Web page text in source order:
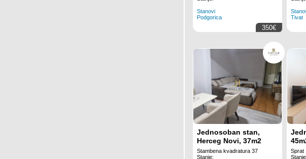
Stanovi
Podgorica
350€
Tivat
Jednosoban stan,
Herceg Novi, 37m2
Stambena kvadratura 37
Stanje:
Sprat